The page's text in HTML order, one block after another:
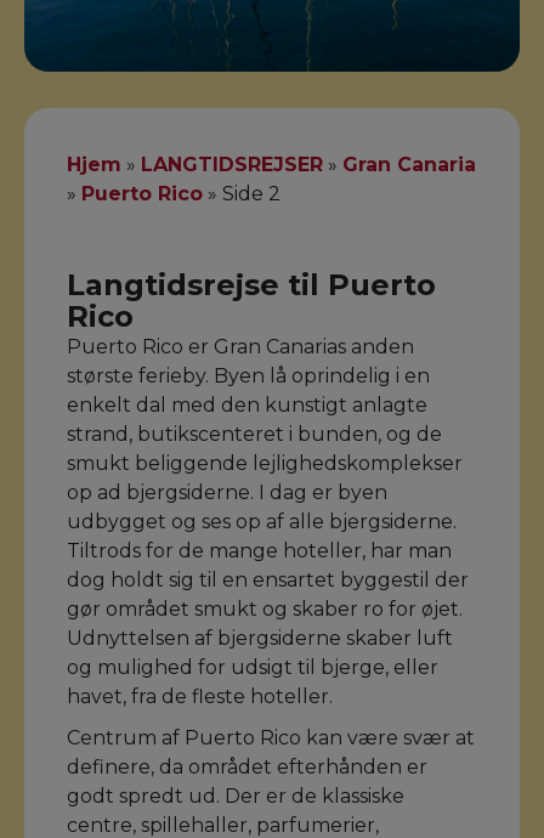
Hjem » LANGTIDSREJSER » Gran Canaria
» Puerto Rico » Side 2
Langtidsrejse til Puerto
Rico
Puerto Rico er Gran Canarias anden
største ferieby. Byen lå oprindelig i en
enkelt dal med den kunstigt anlagte
strand, butikscenteret i bunden, og de
smukt beliggende lejlighedskomplekser
op ad bjergsiderne. I dag er byen
udbygget og ses op af alle bjergsiderne.
Tiltrods for de mange hoteller, har man
dog holdt sig til en ensartet byggestil der
gør området smukt og skaber ro for øjet.
Udnyttelsen af bjergsiderne skaber luft
og mulighed for udsigt til bjerge, eller
havet, fra de fleste hoteller.
Centrum af Puerto Rico kan være svær at
definere, da området efterhånden er
godt spredt ud. Der er de klassiske
centre, spillehaller, parfumerier,